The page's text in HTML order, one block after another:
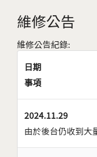
維修公告
維修公告紀錄:
日期
事項
2024.11.29
由於後台仍收到大